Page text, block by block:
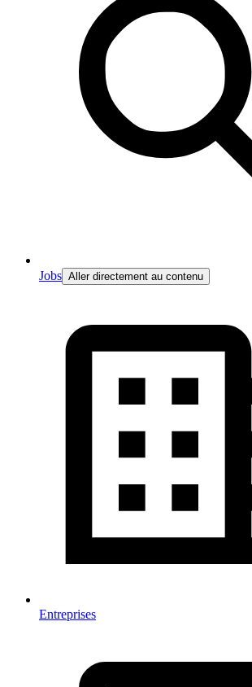
Jobs Aller directement au contenu
Entreprises